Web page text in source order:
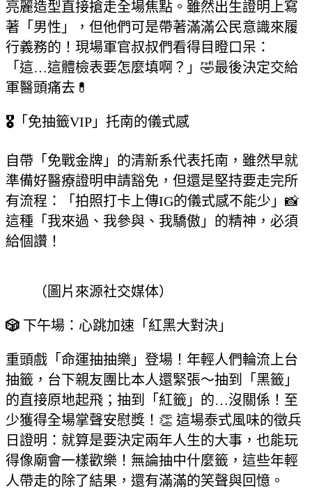
亮麗造型直接搶走全場焦點。雖然出生證明上寫
著「男性」，但他們可是帶著滿滿公民意識來履
行義務的！現場軍官叔叔們看得目瞪口呆：
「這…這體檢表要怎麼填啊？」🤣最後決定交給
軍醫頭痛去💊
🎖 「免抽籤VIP」托南的儀式感
自帶「免戰金牌」的清新系代表托南，雖然早就
準備好醫療證明申請豁免，但還是堅持要走完所
有流程：「拍照打卡上傳IG的儀式感不能少」📸
這種「我來過、我參與、我驕傲」的精神，必須
給個讚！
（圖片來源社交媒体）
🎲 下午場：心跳加速「紅黑大對決」
重頭戲「命運抽抽樂」登場！年輕人們輪流上台
抽籤，台下親友團比本人還緊張～抽到「黑籤」
的直接原地起飛；抽到「紅籤」的…沒關係！至
少獲得全場掌聲安慰獎！👏 這場泰式風味的徵兵
日證明：就算是要決定兩年人生的大事，也能玩
得像廟會一樣歡樂！無論抽中什麼籤，這些年輕
人帶走的除了結果，還有滿滿的笑聲與回憶。